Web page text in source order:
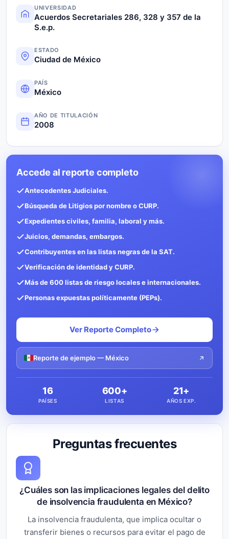
UNIVERSIDAD
Acuerdos Secretariales 286, 328 y 357 de la
S.e.p.
ESTADO
Ciudad de México
PAÍS
México
AÑO DE TITULACIÓN
2008
Preguntas frecuentes
¿Cuáles son las implicaciones legales del delito
de insolvencia fraudulenta en México?
La insolvencia fraudulenta, que implica ocultar o
transferir bienes o recursos para evitar el pago de
Accede al reporte completo
Antecedentes Judiciales.
Búsqueda de Litigios por nombre o CURP.
Expedientes civiles, familia, laboral y más.
Juicios, demandas, embargos.
Contribuyentes en las listas negras de la SAT.
Verificación de identidad y CURP.
Más de 600 listas de riesgo locales e internacionales.
Personas expuestas políticamente (PEPs).
Ver Reporte Completo
Reporte de ejemplo — México
16
PAÍSES
600+
LISTAS
21+
AÑOS EXP.